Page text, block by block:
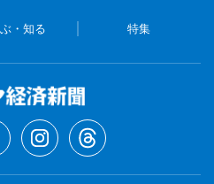
・知る 特集